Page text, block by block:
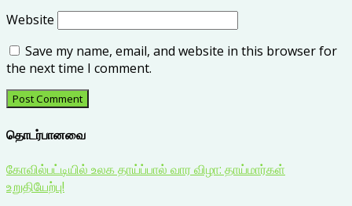
Website
Save my name, email, and website in this browser for
the next time I comment.
தொடர்பானவை
கோவில்பட்டியில் உலக தாய்ப்பால் வார விழா: தாய்மார்கள்
உறுதியேற்பு!